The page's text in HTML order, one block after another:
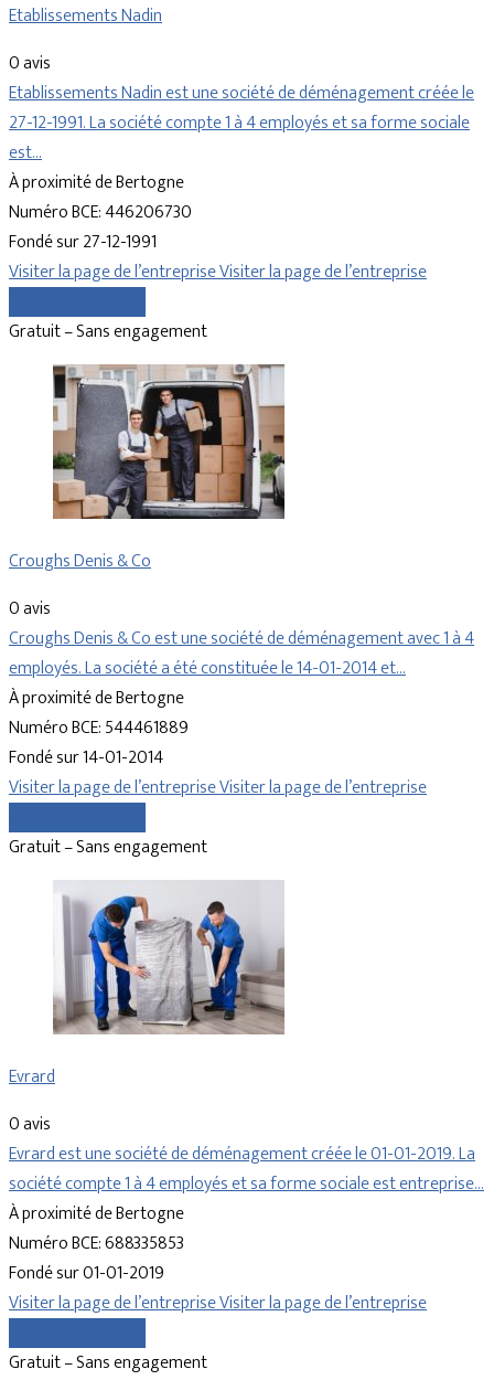
Etablissements Nadin
0 avis
Etablissements Nadin est une société de déménagement créée le
27-12-1991. La société compte 1 à 4 employés et sa forme sociale
est…
À proximité de Bertogne
Numéro BCE: 446206730
Fondé sur 27-12-1991
Visiter la page de l’entrepriseVisiter la page de l’entreprise
Gratuit – Sans engagement
Croughs Denis & Co
0 avis
Croughs Denis & Co est une société de déménagement avec 1 à 4
employés. La société a été constituée le 14-01-2014 et…
À proximité de Bertogne
Numéro BCE: 544461889
Fondé sur 14-01-2014
Visiter la page de l’entrepriseVisiter la page de l’entreprise
Gratuit – Sans engagement
Evrard
0 avis
Evrard est une société de déménagement créée le 01-01-2019. La
société compte 1 à 4 employés et sa forme sociale est entreprise…
À proximité de Bertogne
Numéro BCE: 688335853
Fondé sur 01-01-2019
Visiter la page de l’entrepriseVisiter la page de l’entreprise
Gratuit – Sans engagement